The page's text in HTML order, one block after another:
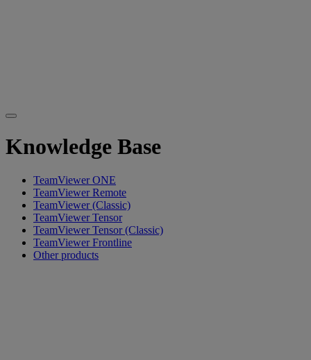
Knowledge Base
TeamViewer ONE
TeamViewer Remote
TeamViewer (Classic)
TeamViewer Tensor
TeamViewer Tensor (Classic)
TeamViewer Frontline
Other products